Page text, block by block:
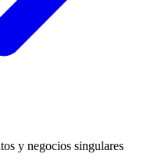
y negocios singulares